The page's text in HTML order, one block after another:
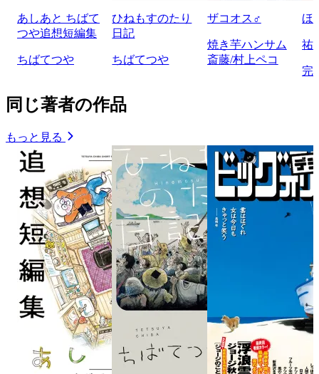
あしあと ちばて
つや追想短編集
ちばてつや
ひねもすのたり
日記
ちばてつや
ザコオス♂
焼き芋ハンサム
斎藤/村上ペコ
ほ
祐
完
同じ著者の作品
もっと見る